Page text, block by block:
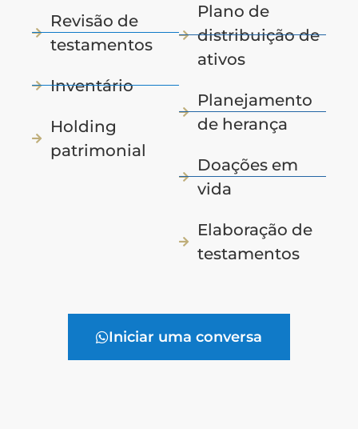
Revisão de
testamentos
Inventário
Holding
patrimonial
Plano de
distribuição de
ativos
Planejamento
de herança
Doações em
vida
Elaboração de
testamentos
Iniciar uma conversa